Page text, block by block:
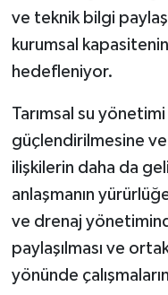
ve teknik bilgi
kurumsal
hedefleniyor.
Tarımsal su
güçlendirilmesine
ilişkilerin daha da
anlaşmanın
ve drenaj
paylaşılması ve
yönünde